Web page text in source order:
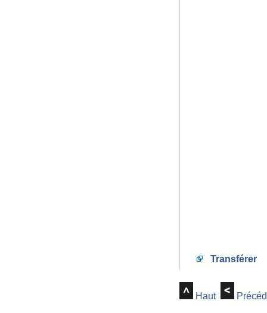
Transférer
Haut